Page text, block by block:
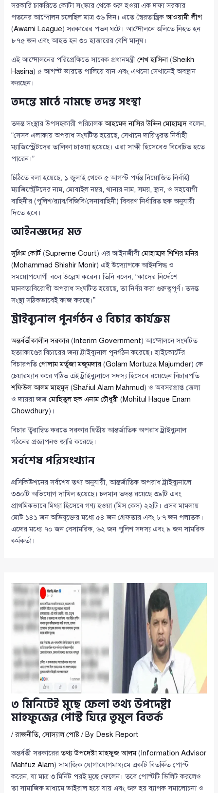
সরকারি চাকরিতে কোটা সংস্কার থেকে শুরু হওয়া এক দফা সরকার
পতনের আন্দোলন চলেছিল মাত্র ৩৬ দিন। এতে স্বৈরতান্ত্রিকআওয়ামী লীগ
(Awami League) সরকারের পতন ঘটে। আন্দোলনে গুলিতে নিহত হন
৮৭৫ জন এবং আহত হন ৩০ হাজারের বেশি মানুষ।
এই আন্দোলনের পরিপ্রেক্ষিতে সাবেক প্রধানমন্ত্রীশেখ হাসিনা(Sheikh
Hasina) ৫ আগস্ট ভারতে পালিয়ে যান এবং এখনো সেখানেই অবস্থান
করছেন।
তদন্তে মাঠে নামছে তদন্ত সংস্থা
তদন্ত সংস্থার উপসহকারী পরিচালকআহমেদ নাসির উদ্দিন মোহাম্মদবলেন,
“সেসব এলাকায় অপরাধ সংঘটিত হয়েছে, সেখানে দায়িত্বরত নির্বাহী
ম্যাজিস্ট্রেটদের তালিকা চাওয়া হয়েছে। এরা সাক্ষী হিসেবেও বিবেচিত হতে
পারেন।”
চিঠিতে বলা হয়েছে, ১ জুলাই থেকে ৫ আগস্ট পর্যন্ত নিয়োজিত নির্বাহী
ম্যাজিস্ট্রেটদের নাম, মোবাইল নম্বর, থানার নাম, সময়, স্থান, ও সহযোগী
বাহিনীর (পুলিশ/র‌্যাব/বিজিবি/সেনাবাহিনী) বিবরণ নির্ধারিত ছক অনুযায়ী
দিতে হবে।
আইনজ্ঞদের মত
সুপ্রিম কোর্ট (Supreme Court) এর আইনজীবীমোহাম্মদ শিশির মনির
(Mohammad Shishir Monir) এই উদ্যোগকে আইনসিদ্ধ ও
সময়োপযোগী বলে উল্লেখ করেন। তিনি বলেন, “কাদের নির্দেশে
মানবতাবিরোধী অপরাধ সংঘটিত হয়েছে, তা নির্ণয় করা গুরুত্বপূর্ণ। তদন্ত
সংস্থা সঠিকভাবেই কাজ করছে।”
ট্রাইব্যুনাল পুনর্গঠন ও বিচার কার্যক্রম
অন্তর্বর্তীকালীন সরকার ( Interim Government) আন্দোলনে সংঘটিত
হত্যাকাণ্ডের বিচারের জন্য ট্রাইব্যুনাল পুনর্গঠন করেছে। হাইকোর্টের
বিচারপতিগোলাম মর্তূজা মজুমদার (Golam Mortuza Majumder) কে
চেয়ারম্যান করে গঠিত এই ট্রাইব্যুনালে সদস্য হিসেবে রয়েছেন বিচারপতি
শফিউল আলম মাহমুদ (Shafiul Alam Mahmud) ও অবসরপ্রাপ্ত জেলা
ও দায়রা জজমোহিতুল হক এনাম চৌধুরী (Mohitul Haque Enam
Chowdhury)।
বিচার ত্বরান্বিত করতে সরকার দ্বিতীয় আন্তর্জাতিক অপরাধ ট্রাইব্যুনাল
গঠনের প্রজ্ঞাপনও জারি করেছে।
সর্বশেষ পরিসংখ্যান
প্রসিকিউশনের সর্বশেষ তথ্য অনুযায়ী, আন্তর্জাতিক অপরাধ ট্রাইব্যুনালে
৩৩০টি অভিযোগ দাখিল হয়েছে। চলমান তদন্ত রয়েছে ৩৯টি এবং
প্রাথমিকভাবে মিথ্যা হিসেবে গণ্য হওয়া (মিস কেস) ২২টি। এসব মামলায়
মোট ১৪১ জন অভিযুক্তের মধ্যে ৫৪ জন গ্রেফতার এবং ৮৭ জন পলাতক।
এদের মধ্যে ৭০ জন বেসামরিক, ৬২ জন পুলিশ সদস্য এবং ৯ জন সামরিক
কর্মকর্তা।
৩ মিনিটেই মুছে ফেলা তথ্য উপদেষ্টা
মাহফুজের পোস্ট ঘিরে তুমুল বিতর্ক
/রাজনীতি,সোস্যাল পোষ্ট / By Desk Report
অন্তর্বর্তী সরকারেরতথ্য উপদেষ্টা মাহফুজ আলম( Information Advisor
Mahfuz Alam) সামাজিক যোগাযোগমাধ্যমে একটি বিতর্কিত পোস্ট
করেন, যা মাত্র ৩ মিনিট পরই মুছে ফেলেন। তবে পোস্টটি ডিলিট করলেও
তা সামাজিক মাধ্যমে ভাইরাল হয়ে যায় এবং শুরু হয় ব্যাপক সমালোচনা ও